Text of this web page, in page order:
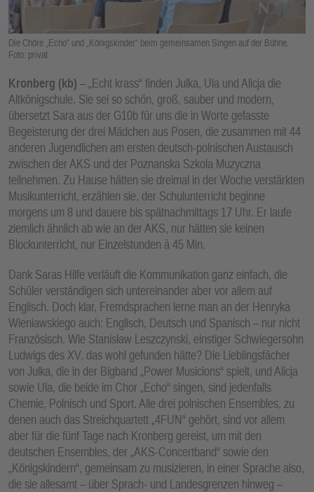
Die Chöre „Echo“ und „Königskinder“ beim gemeinsamen Singen auf der Bühne.
Foto: privat
Kronberg (kb) – „Echt krass“ finden Julka, Ula und Alicja die
Altkönigschule. Sie sei so schön, groß, sauber und modern,
übersetzt Sara aus der G10b für uns die in Worte gefasste
Begeisterung der drei Mädchen aus Posen, die zusammen mit 44
anderen Jugendlichen am ersten deutsch-polnischen Austausch
zwischen der AKS und der Poznanska Szkola Muzyczna
teilnehmen. Zu Hause hätten sie dreimal in der Woche verstärkten
Musikunterricht, erzählen sie, der Schulunterricht beginne
morgens um 8 und dauere bis spätnachmittags 17 Uhr. Er laufe
ziemlich ähnlich ab wie an der AKS, nur hätten sie keinen
Blockunterricht, nur Einzelstunden à 45 Min.
Dank Saras Hilfe verläuft die Kommunikation ganz einfach, die
Schüler verständigen sich untereinander aber vor allem auf
Englisch. Doch klar, Fremdsprachen lerne man an der Henryka
Wieniawskiego auch: Englisch, Deutsch und Spanisch – nur nicht
Französisch. Wie Stanisław Leszczynski, einstiger Schwiegersohn
Ludwigs des XV. das wohl gefunden hätte? Die Lieblingsfächer
von Julka, die in der Bigband „Power Musicions“ spielt, und Alicja
sowie Ula, die beide im Chor „Echo“ singen, sind jedenfalls
Chemie, Polnisch und Sport. Alle drei polnischen Ensembles, zu
denen auch das Streichquartett „4FUN“ gehört, sind vor allem
aber für die fünf Tage nach Kronberg gereist, um mit den
deutschen Ensembles, der „AKS-Concertband“ sowie den
„Königskindern“, gemeinsam zu musizieren, in einer Sprache also,
die sie allesamt – über Sprach- und Landesgrenzen hinweg –
N